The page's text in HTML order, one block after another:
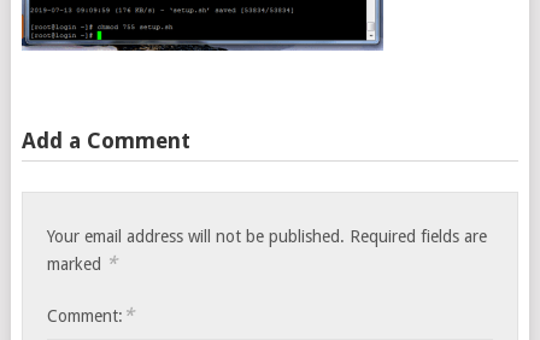
Add a Comment
Your email address will not be published. Required fields are
marked *
Comment: *